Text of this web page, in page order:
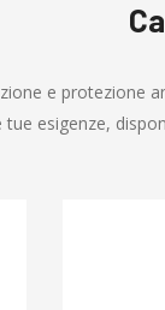
e
esigenze,